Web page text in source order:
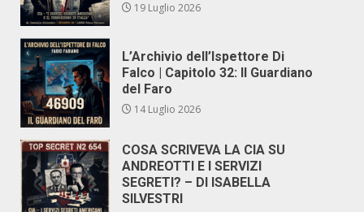
19 Luglio 2026
L’Archivio dell’Ispettore Di
Falco | Capitolo 32: Il Guardiano
del Faro
14 Luglio 2026
COSA SCRIVEVA LA CIA SU
ANDREOTTI E I SERVIZI
SEGRETI? – DI ISABELLA
SILVESTRI